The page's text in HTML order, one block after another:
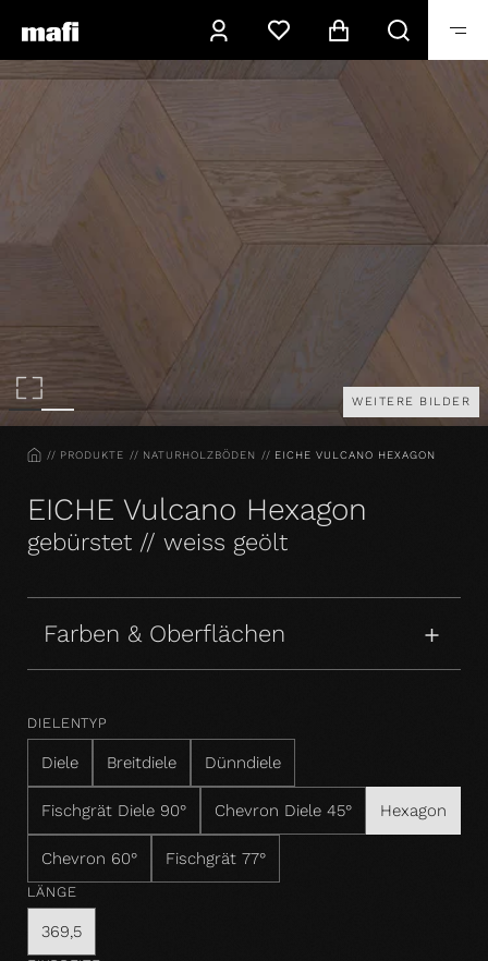
WEITERE BILDER
HOMEPRODUKTE NATURHOLZBÖDEN EICHE VULCANO HEXAGON
EICHE Vulcano Hexagon
gebürstet // weiss geölt
Farben & Oberflächen
DIELENTYP
Diele Breitdiele Dünndiele
Fischgrät Diele 90° Chevron Diele 45° Hexagon
Chevron 60° Fischgrät 77°
LÄNGE
369,5